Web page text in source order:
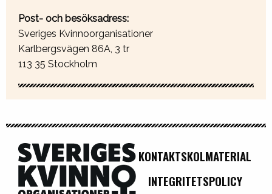
Post- och besöksadress:
Sveriges Kvinnoorganisationer
Karlbergsvägen 86A, 3 tr
113 35 Stockholm
KONTAKTSKOLMATERIAL
INTEGRITETSPOLICY